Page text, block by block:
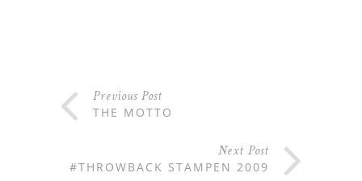
Previous Post
THE MOTTO
Next Post
#THROWBACK STAMPEN 2009